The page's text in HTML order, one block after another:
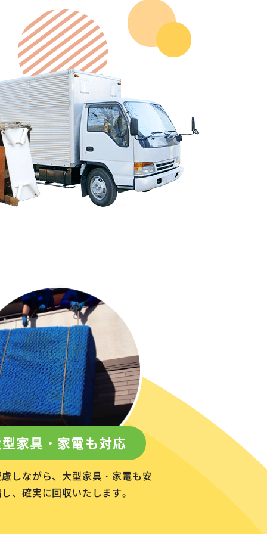
家具・家電も対応
しながら、大型家具・家電も安
、確実に回収いたします。